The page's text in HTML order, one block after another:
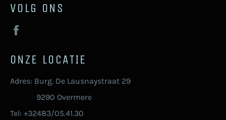
VOLG ONS
ONZE LOCATIE
Adres: Burg. De Lausnaystraat 29
9290 Overmere
Tel: +32483/05.41.30